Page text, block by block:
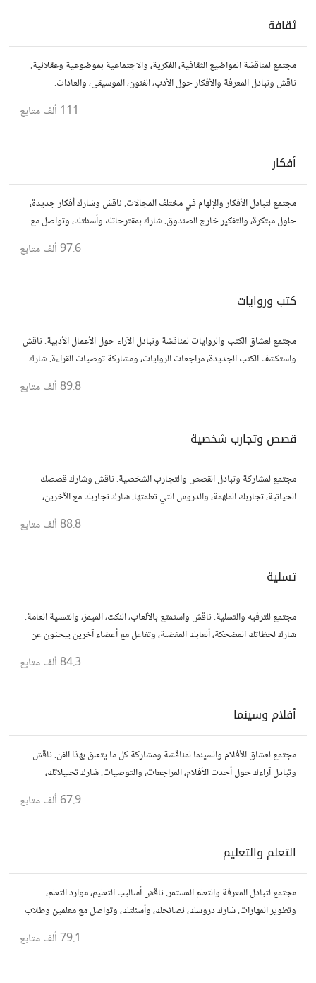
ثقافة
مجتمع لمناقشة المواضيع الثقافية، الفكرية، والاجتماعية بموضوعية وعقلانية.
ناقش وتبادل المعرفة والأفكار حول الأدب، الفنون، الموسيقى، والعادات.
111 ألف متابع
أفكار
مجتمع لتبادل الأفكار والإلهام في مختلف المجالات. ناقش وشارك أفكار جديدة،
حلول مبتكرة، والتفكير خارج الصندوق. شارك بمقترحاتك وأسئلتك، وتواصل مع
97.6 ألف متابع
كتب وروايات
مجتمع لعشاق الكتب والروايات لمناقشة وتبادل الآراء حول الأعمال الأدبية. ناقش
واستكشف الكتب الجديدة، مراجعات الروايات، ومشاركة توصيات القراءة. شارك
89.8 ألف متابع
قصص وتجارب شخصية
مجتمع لمشاركة وتبادل القصص والتجارب الشخصية. ناقش وشارك قصصك
الحياتية، تجاربك الملهمة، والدروس التي تعلمتها. شارك تجاربك مع الآخرين،
88.8 ألف متابع
تسلية
مجتمع للترفيه والتسلية. ناقش واستمتع بالألعاب، النكت، الميمز، والتسلية العامة.
شارك لحظاتك المضحكة، ألعابك المفضلة، وتفاعل مع أعضاء آخرين يبحثون عن
84.3 ألف متابع
أفلام وسينما
مجتمع لعشاق الأفلام والسينما لمناقشة ومشاركة كل ما يتعلق بهذا الفن. ناقش
وتبادل آراءك حول أحدث الأفلام، المراجعات، والتوصيات. شارك تحليلاتك،
قصصك، واستمتع بنقاشات حول الأفلام والمخرجين والسيناريوهات.
67.9 ألف متابع
التعلم والتعليم
مجتمع لتبادل المعرفة والتعلم المستمر. ناقش أساليب التعليم، موارد التعلم،
وتطوير المهارات. شارك دروسك، نصائحك، وأسئلتك، وتواصل مع معلمين وطلاب
79.1 ألف متابع